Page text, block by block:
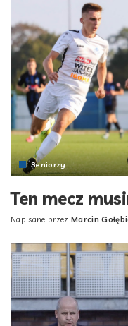
Seniorzy
Ten mecz
Posted
Napisane przez Marcin